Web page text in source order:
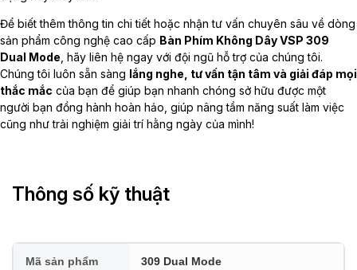
Để biết thêm thông tin chi tiết hoặc nhận tư vấn chuyên sâu về dòng
sản phẩm công nghệ cao cấp Bàn Phím Không Dây VSP 309
Dual Mode , hãy liên hệ ngay với đội ngũ hỗ trợ của chúng tôi.
Chúng tôi luôn sẵn sàng lắng nghe, tư vấn tận tâm và giải đáp mọi
thắc mắc của bạn để giúp bạn nhanh chóng sở hữu được một
người bạn đồng hành hoàn hảo, giúp nâng tầm năng suất làm việc
cũng như trải nghiệm giải trí hằng ngày của mình!
Thông số kỹ thuật
Mã sản phẩm 309 Dual Mode